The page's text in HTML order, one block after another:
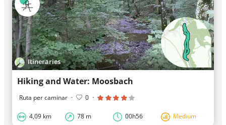
Itineraries
Hiking and Water: Moosbach
Ruta per caminar · 0 ·
4,09 km 78 m 00h56 Medium